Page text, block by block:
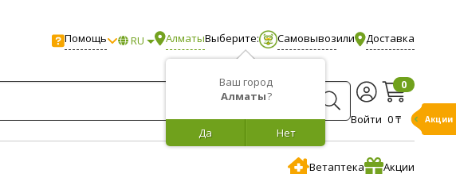
Помощь RU Алматы
Ваш город
Алматы?
Нет
Да
Выберите: Самовывозили Доставка
Войти
0
0 ₸
Ветаптека Акции
Акции